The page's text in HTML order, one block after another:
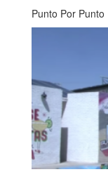
Punto Por Punto